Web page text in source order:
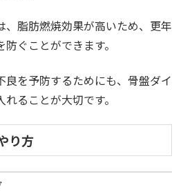
、脂肪燃焼効果が高いため、更年
ぐことができます。
良を予防するためにも、骨盤ダイ
ることが大切です。
り方